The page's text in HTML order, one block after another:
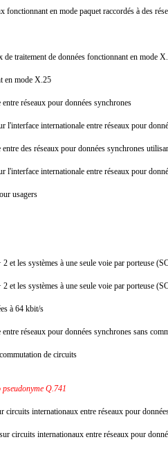
en mode paquet raccordés à des
traitement de données fonctionnant en mode
en mode X.25
réseaux pour données synchrones
l'interface internationale entre réseaux pour
des réseaux pour données synchrones
internationale entre réseaux pour
usagers
et les systèmes à une seule voie par porteuse
et les systèmes à une seule voie par porteuse
à 64 kbit/s
réseaux pour données synchrones sans
de circuits
Q.741
internationaux entre réseaux pour
circuits internationaux entre réseaux pour